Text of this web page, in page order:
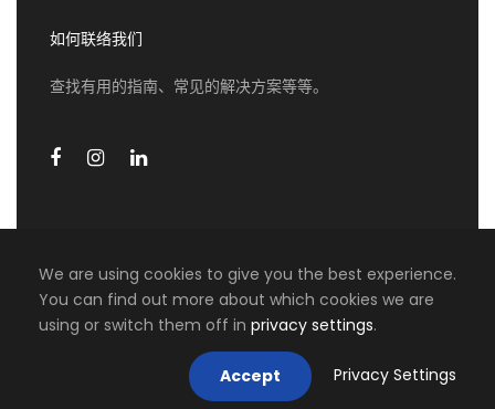
beauty of this town
the side of the cliffs.
Private vehicle with English speaking driver guide
for 12 hours
那不勒斯 - 罗马
0 travellers are considering this
如何联络我们
查找有用的指南、常见的解决方案等等。
COPYRIGHT 2026 MIKI TRAVEL ASIA, ALL RIGHT
RESERVED
We are using cookies to give you the best experience.
You can find out more about which cookies we are
using or switch them off in privacy settings.
Accept Privacy Settings